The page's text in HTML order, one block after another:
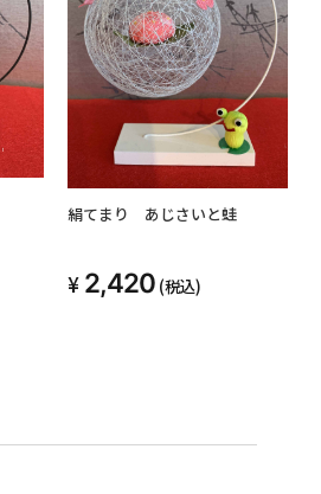
絹てまり あじさいと蛙
2,420 (税込)